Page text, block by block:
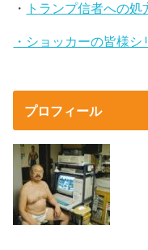
・ トランプ信者への
・ショッカーの皆様シ
プロフィール